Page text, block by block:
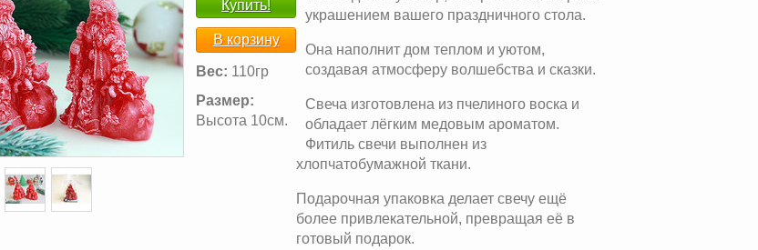
Купить!
В корзину
Вес: 110гр
Размер:
Высота 10см.
украшением вашего праздничного стола.
Она наполнит дом теплом и уютом,
создавая атмосферу волшебства и сказки.
Свеча изготовлена из пчелиного воска и
обладает лёгким медовым ароматом.
Фитиль свечи выполнен из
хлопчатобумажной ткани.
Подарочная упаковка делает свечу ещё
более привлекательной, превращая её в
готовый подарок.